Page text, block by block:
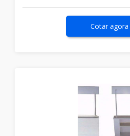
Cotar agora